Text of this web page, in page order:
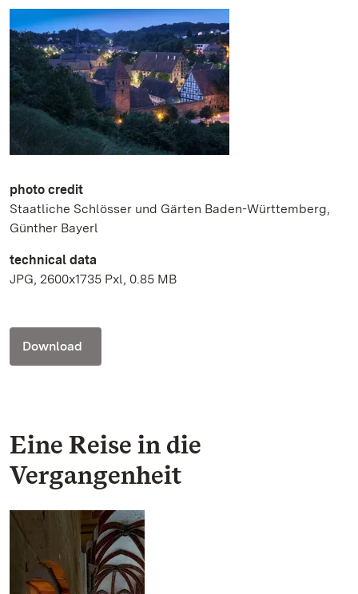
photo credit
Staatliche Schlösser und Gärten Baden-Württemberg,
Günther Bayerl
technical data
JPG, 2600x1735 Pxl, 0.85 MB
Download
Eine Reise in die
Vergangenheit